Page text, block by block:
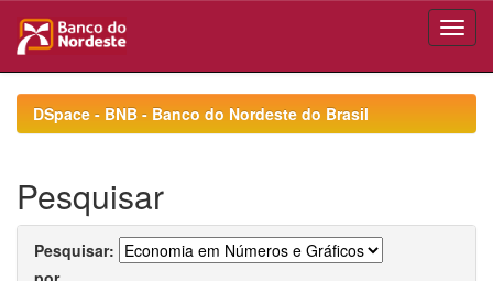
navigationDSpace - BNB - Banco do Nordeste do Brasil
Pesquisar
Pesquisar: